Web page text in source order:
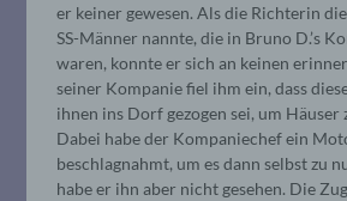
er keiner gewesen. Als die Richterin
SS-Männer nannte, die in Bruno D.’s
waren, konnte er sich an keinen
seiner Kompanie fiel ihm ein, dass
ihnen ins Dorf gezogen sei, um Häuser
Dabei habe der Kompaniechef ein
beschlagnahmt, um es dann selbst zu
habe er ihn aber nicht gesehen. Die